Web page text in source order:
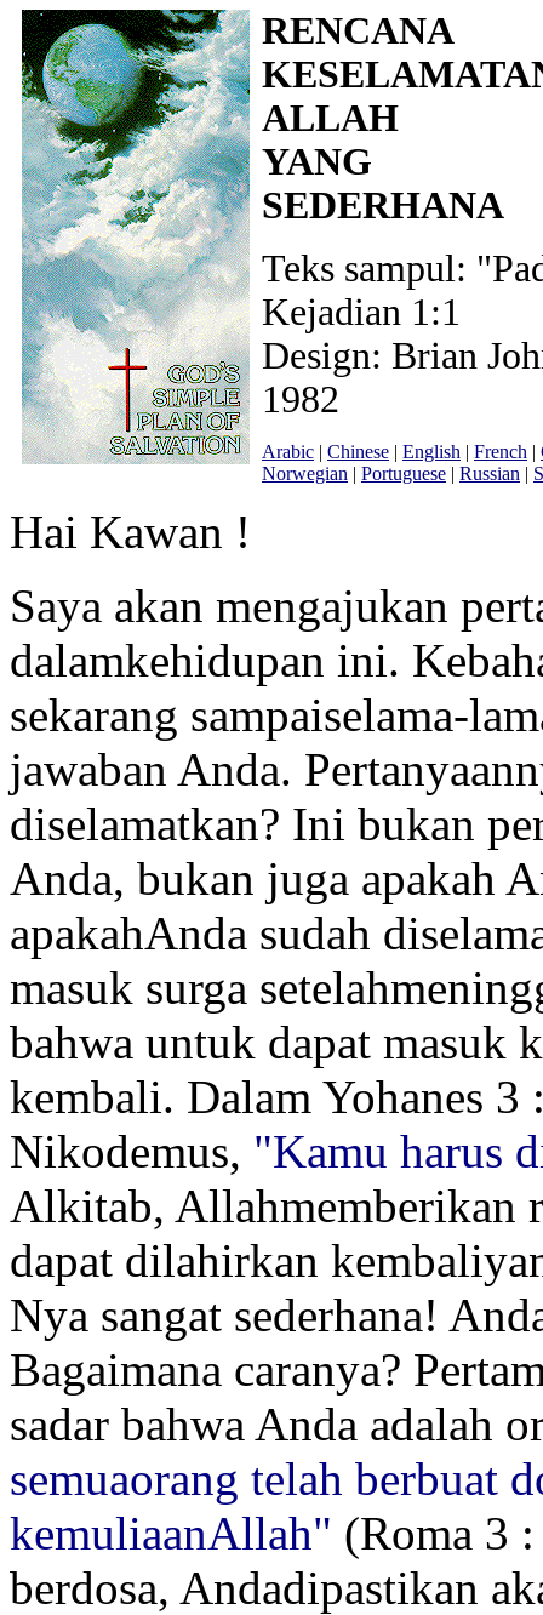
RENCANA
ALLAH
YANG
SEDERHANA
Teks sampul:
Kejadian 1:1
Design: Brian
1982
Arabic | Chinese | English | French |
Norwegian | Portuguese | Russian |
Hai Kawan !
Saya akan mengajukan
dalamkehidupan ini.
sekarang sampaiselama-
jawaban Anda.
diselamatkan? Ini bukan
Anda, bukan juga apakah
apakahAnda sudah
masuk surga
bahwa untuk dapat masuk
kembali. Dalam Yohanes 3
Nikodemus, "Kamu harus
Alkitab, Allahmemberikan
dapat dilahirkan
Nya sangat sederhana!
Bagaimana caranya?
sadar bahwa Anda adalah
semuaorang telah berbuat
kemuliaanAllah" (Roma 3
berdosa, Andadipastikan